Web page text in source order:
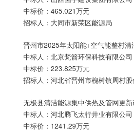
中标价：465.021万元
招标人：大同市新荣区能源局
晋州市2025年太阳能+空气能整村
中标人：北京梵箭环保科技有限公司
中标价：223.825万元
招标人：河北省晋州市槐树镇周村
无极县清洁能源集中供热及管网更
中标人：河北腾飞太行井业有限公司
中标价：1241.29万元